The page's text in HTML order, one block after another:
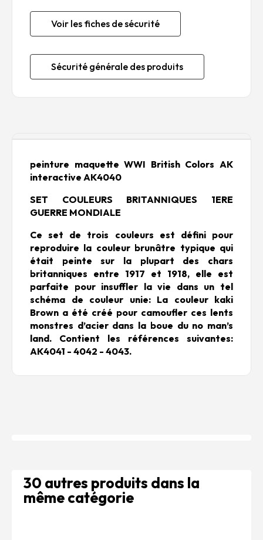
Voir les fiches de sécurité
Sécurité générale des produits
peinture maquette WWI British Colors AK
interactive AK4040
SET COULEURS BRITANNIQUES 1ERE
GUERRE MONDIALE
Ce set de trois couleurs est défini pour
reproduire la couleur brunâtre typique qui
était peinte sur la plupart des chars
britanniques entre 1917 et 1918, elle est
parfaite pour insuffler la vie dans un tel
schéma de couleur unie: La couleur kaki
Brown a été créé pour camoufler ces lents
monstres d’acier dans la boue du no man’s
land. Contient les références suivantes:
AK4041 - 4042 - 4043.
30 autres produits dans la
même catégorie